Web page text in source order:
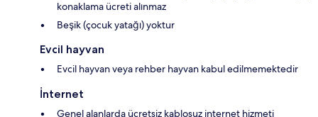
konaklama ücreti alınmaz
Beşik (çocuk yatağı) yoktur
Evcil hayvan
Evcil hayvan veya rehber hayvan kabul edilmemektedir
İnternet
Genel alanlarda ücretsiz kablosuz internet hizmeti